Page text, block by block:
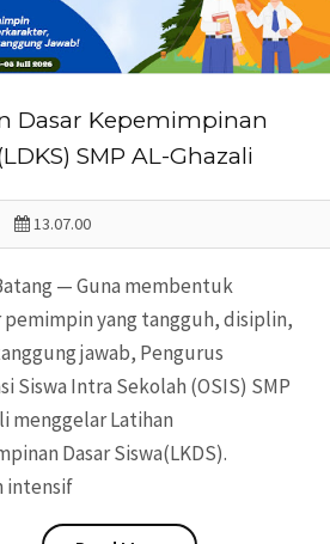
Dasar Kepemimpinan
SMP AL-Ghazali
13.07.00
— Guna membentuk
yang tangguh, disiplin,
jawab, Pengurus
Siswa Intra Sekolah (OSIS) SMP
menggelar Latihan
Dasar Siswa(LKDS).
intensif